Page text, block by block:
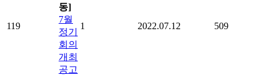
119
동]
7월
정기
회의
개최
공고
1 2022.07.12 509